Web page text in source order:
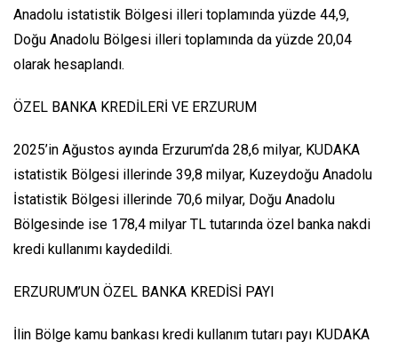
Anadolu istatistik Bölgesi illeri toplamında yüzde 44,9,
Doğu Anadolu Bölgesi illeri toplamında da yüzde 20,04
olarak hesaplandı.
ÖZEL BANKA KREDİLERİ VE ERZURUM
2025’in Ağustos ayında Erzurum’da 28,6 milyar, KUDAKA
istatistik Bölgesi illerinde 39,8 milyar, Kuzeydoğu Anadolu
İstatistik Bölgesi illerinde 70,6 milyar, Doğu Anadolu
Bölgesinde ise 178,4 milyar TL tutarında özel banka nakdi
kredi kullanımı kaydedildi.
ERZURUM’UN ÖZEL BANKA KREDİSİ PAYI
İlin Bölge kamu bankası kredi kullanım tutarı payı KUDAKA